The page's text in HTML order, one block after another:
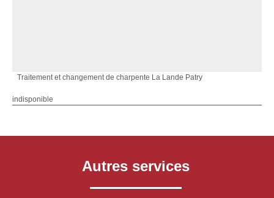
Traitement et changement de charpente La Lande Patry
indisponible
Autres services